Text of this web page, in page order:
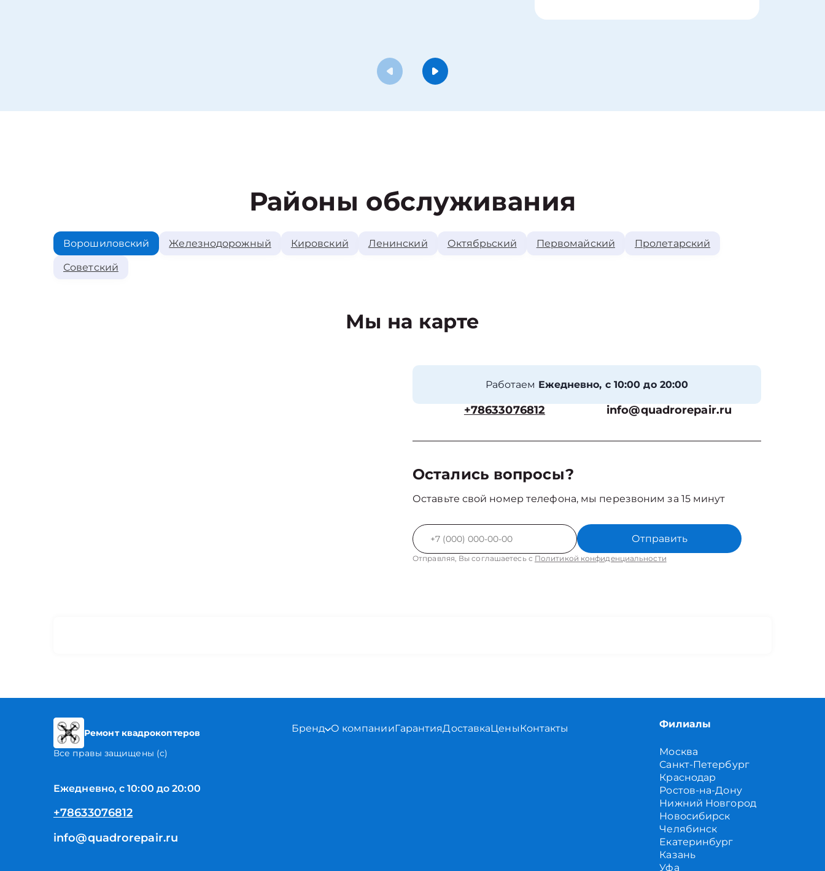
Районы обслуживания
Ворошиловский Железнодорожный Кировский Ленинский Октябрьский Первомайский Пролетарский
Советский
Мы на карте
Работаем Ежедневно, с 10:00 до 20:00
+78633076812 info@quadrorepair.ru
Остались вопросы?
Оставьте свой номер телефона, мы перезвоним за 15 минут
Отправить
Отправляя, Вы соглашаетесь с Политикой конфиденциальности
Ремонт квадрокоптеров
Все правы защищены (с)
Ежедневно, с 10:00 до 20:00
+78633076812
info@quadrorepair.ru
Бренд О компанииГарантияДоставкаЦеныКонтакты Филиалы
Москва
Санкт-Петербург
Краснодар
Ростов-на-Дону
Нижний Новгород
Новосибирск
Челябинск
Екатеринбург
Казань
Уфа